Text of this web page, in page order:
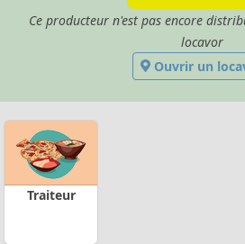
Ce producteur n'est pas encore
locavor
Ouvrir un
Traiteur